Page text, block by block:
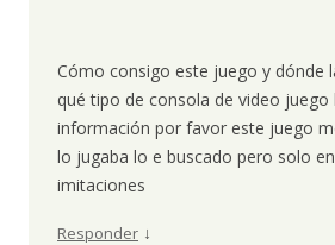
Cómo consigo este juego y dónde
qué tipo de consola de video juego
información por favor este juego
lo jugaba lo e buscado pero solo
imitaciones
Responder ↓